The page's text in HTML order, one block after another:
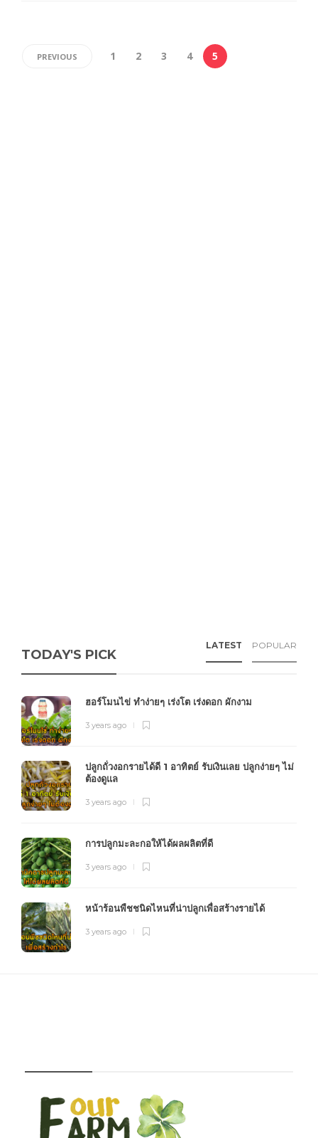
PREVIOUS 1 2 3 4 5
TODAY'S PICK
LATEST POPULAR
ฮอร์โมนไข่ ทำง่ายๆ เร่งโต เร่งดอก ผักงาม
3 years ago
ปลูกถั่วงอกรายได้ดี 1 อาทิตย์ รับเงินเลย ปลูกง่ายๆ ไม่
ต้องดูแล
3 years ago
การปลูกมะละกอให้ได้ผลผลิตที่ดี
3 years ago
หน้าร้อนพืชชนิดไหนที่น่าปลูกเพื่อสร้างรายได้
3 years ago